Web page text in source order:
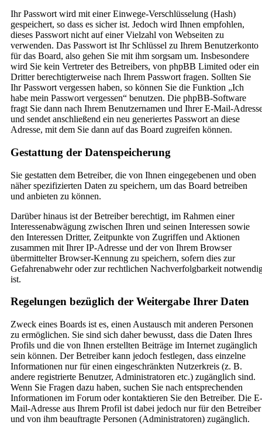
Ihr Passwort wird mit einer Einwege-Verschlüsselung (Hash)
gespeichert, so dass es sicher ist. Jedoch wird Ihnen empfohlen,
dieses Passwort nicht auf einer Vielzahl von Webseiten zu
verwenden. Das Passwort ist Ihr Schlüssel zu Ihrem Benutzerkonto
für das Board, also gehen Sie mit ihm sorgsam um. Insbesondere
wird Sie kein Vertreter des Betreibers, von phpBB Limited oder ein
Dritter berechtigterweise nach Ihrem Passwort fragen. Sollten Sie
Ihr Passwort vergessen haben, so können Sie die Funktion „Ich
habe mein Passwort vergessen“ benutzen. Die phpBB-Software
fragt Sie dann nach Ihrem Benutzernamen und Ihrer E-Mail-
und sendet anschließend ein neu generiertes Passwort an diese
Adresse, mit dem Sie dann auf das Board zugreifen können.
Gestattung der Datenspeicherung
Sie gestatten dem Betreiber, die von Ihnen eingegebenen und oben
näher spezifizierten Daten zu speichern, um das Board betreiben
und anbieten zu können.
Darüber hinaus ist der Betreiber berechtigt, im Rahmen einer
Interessenabwägung zwischen Ihren und seinen Interessen sowie
den Interessen Dritter, Zeitpunkte von Zugriffen und Aktionen
zusammen mit Ihrer IP-Adresse und der von Ihrem Browser
übermittelter Browser-Kennung zu speichern, sofern dies zur
Gefahrenabwehr oder zur rechtlichen Nachverfolgbarkeit
ist.
Regelungen bezüglich der Weitergabe Ihrer Daten
Zweck eines Boards ist es, einen Austausch mit anderen Personen
zu ermöglichen. Sie sind sich daher bewusst, dass die Daten Ihres
Profils und die von Ihnen erstellten Beiträge im Internet zugänglich
sein können. Der Betreiber kann jedoch festlegen, dass einzelne
Informationen nur für einen eingeschränkten Nutzerkreis (z. B.
andere registrierte Benutzer, Administratoren etc.) zugänglich sind.
Wenn Sie Fragen dazu haben, suchen Sie nach entsprechenden
Informationen im Forum oder kontaktieren Sie den Betreiber. Die E-
Mail-Adresse aus Ihrem Profil ist dabei jedoch nur für den Betreiber
und von ihm beauftragte Personen (Administratoren) zugänglich.